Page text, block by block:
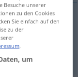
Besuche unserer
zu den Cookies
Sie einfach auf den
zu der
.
um